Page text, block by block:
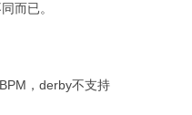
而已。
，derby不支持